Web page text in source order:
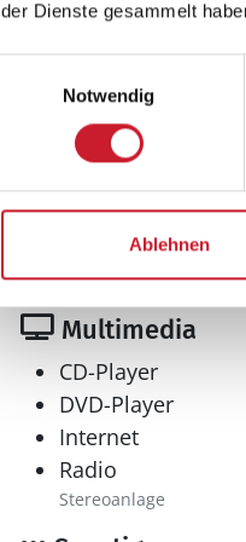
der Dienste gesammelt
Notwendig
Ablehnen
Bad
Anzahl Duschen: 2
Anzahl Toiletten: 2
Trockner
Waschmaschine
Multimedia
CD-Player
DVD-Player
Internet
Radio
Stereoanlage